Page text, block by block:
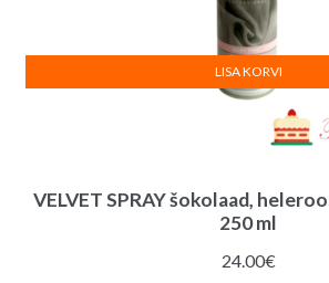
VELVET SPRAY šokolaad,
250 ml
24.00€
LISA KORVI